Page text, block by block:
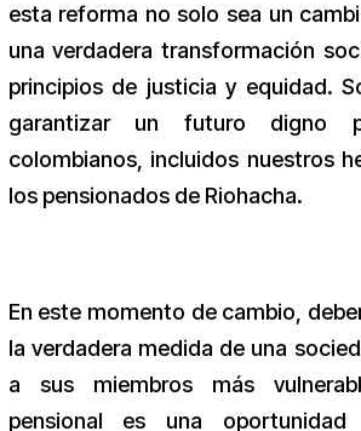
esta reforma no solo sea un
una verdadera transformación
principios de justicia y equidad.
garantizar un futuro digno
colombianos, incluidos nuestros
los pensionados de Riohacha.
En este momento de cambio,
la verdadera medida de una
a sus miembros más
pensional es una oportunidad